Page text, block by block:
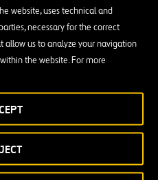
website, uses technical and
necessary for the correct
allow us to analyze your navigation
the website. For more
formado por dos grandes
con terminales en horquilla los
los puntales delanteros
el interior del estribo,
riostras, que vinculan
triángulos en su plano
en una vaina de polietileno con
y sustentan el tablero mixto